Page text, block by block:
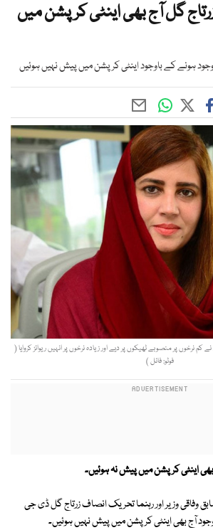
گل آج بھی اینٹی کرپشن میں
ہونے کے باوجود اینٹی کرپشن میں پیش نہیں ہوئیں
کم نرخوں پر منصوبے ٹھیکوں پر دیے اور زیادہ نرخوں پر انہیں ریوائز کروایا (
فوٹو: فائل )
بھی اینٹی کرپشن میں پیش نہ ہوئیں۔
وفاقی وزیر اور رہنما تحریک انصاف زرتاج گل ڈی جی
آج بھی اینٹی کرپشن میں پیش نہیں ہوئیں۔